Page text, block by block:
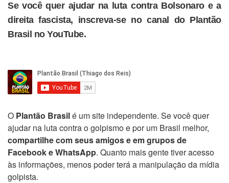
Se você quer ajudar na luta contra Bolsonaro e a
direita fascista, inscreva-se no canal do Plantão
Brasil no YouTube.
O Plantão Brasilé um site independente. Se você quer
ajudar na luta contra o golpismo e por um Brasil melhor,
compartilhe com seus amigos e em grupos de
Facebook e WhatsApp. Quanto mais gente tiver acesso
às informações, menos poder terá a manipulação da mídia
golpista.